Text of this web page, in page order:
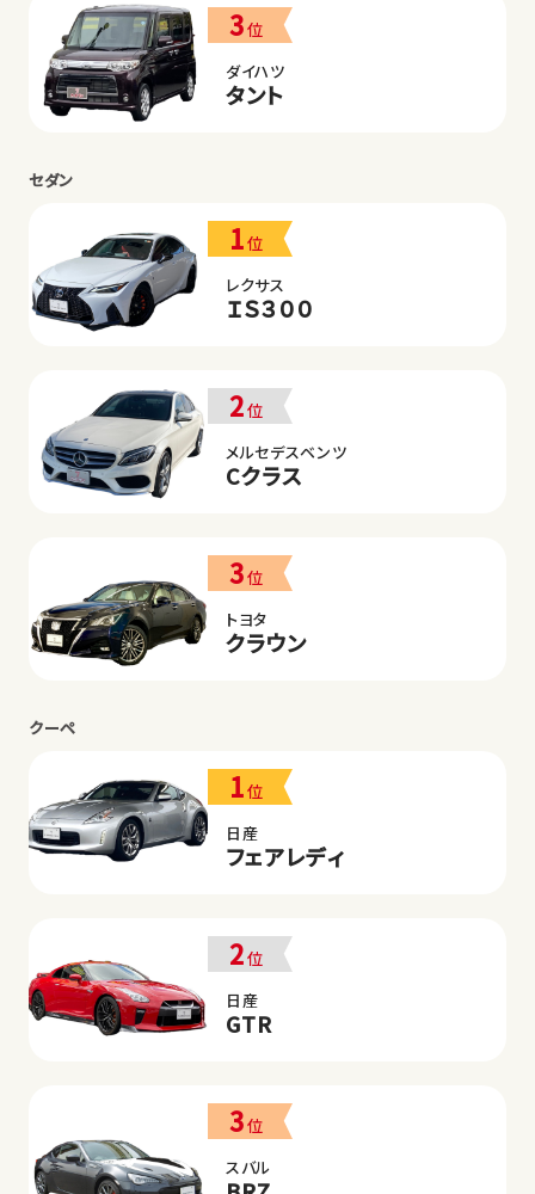
3位
ダイハツ
タント
セダン
1位
レクサス
ＩＳ３００
2位
メルセデスベンツ
Cクラス
3位
トヨタ
クラウン
クーペ
1位
日産
フェアレディ
2位
日産
GTR
3位
スバル